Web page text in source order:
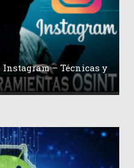
– Técnicas y